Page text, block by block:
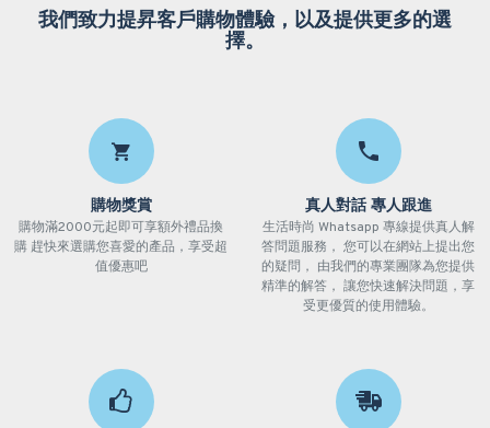
我們致力提昇客戶購物體驗，以及提供更多的選
擇。
購物獎賞
購物滿2000元起即可享額外禮品換
購 趕快來選購您喜愛的產品，享受超
值優惠吧
真人對話 專人跟進
生活時尚 Whatsapp 專線提供真人解
答問題服務， 您可以在網站上提出您
的疑問， 由我們的專業團隊為您提供
精準的解答， 讓您快速解決問題，享
受更優質的使用體驗。